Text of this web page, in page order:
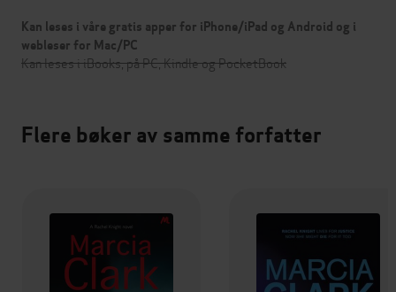
Kan leses i våre gratis apper for iPhone/iPad og Android og i
webleser for Mac/PC
Kan leses i iBooks, på PC, Kindle og PocketBook
Flere bøker av samme forfatter